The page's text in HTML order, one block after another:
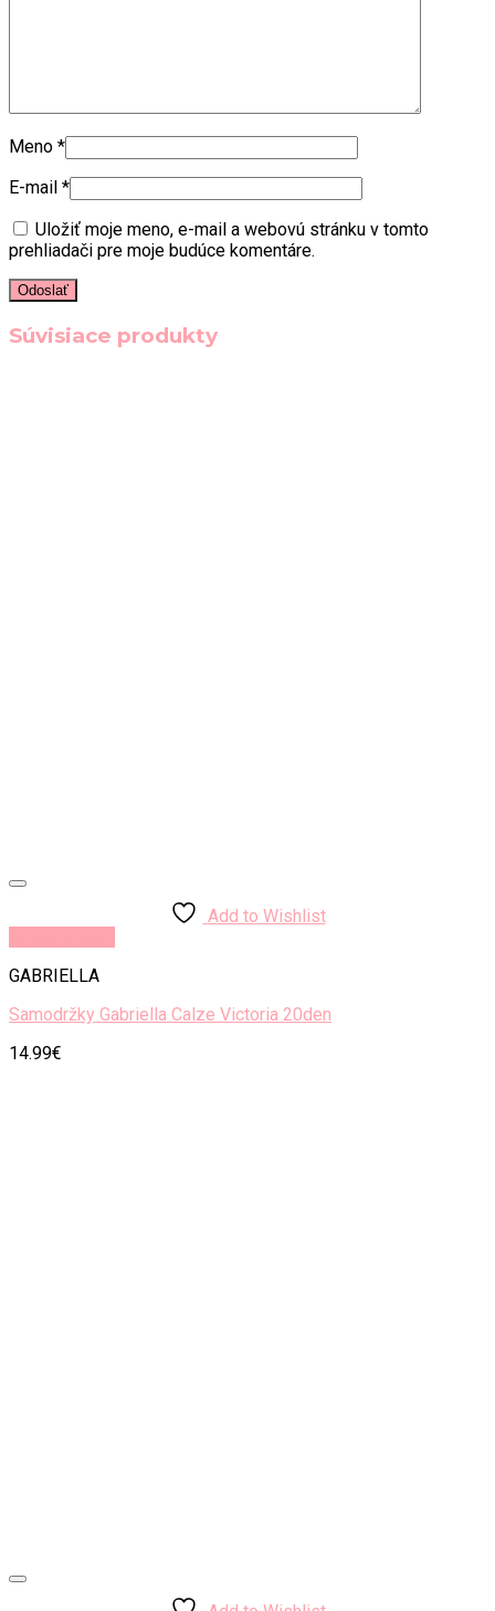
Meno *
E-mail *
Uložiť moje meno, e-mail a webovú stránku v tomto
prehliadači pre moje budúce komentáre.
Súvisiace produkty
Add to Wishlist
GABRIELLA
Samodržky Gabriella Calze Victoria 20den
14.99€